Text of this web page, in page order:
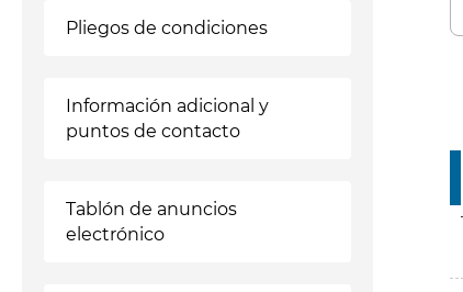
Pliegos de condiciones
Información adicional y
puntos de contacto
Tablón de anuncios
electrónico